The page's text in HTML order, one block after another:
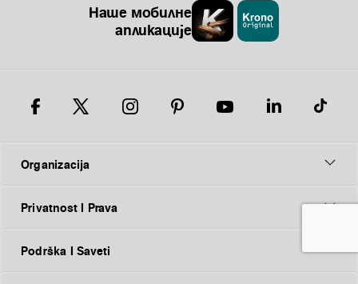
Наше мобилне
апликације
Organizacija
Privatnost I Prava
Podrška I Saveti